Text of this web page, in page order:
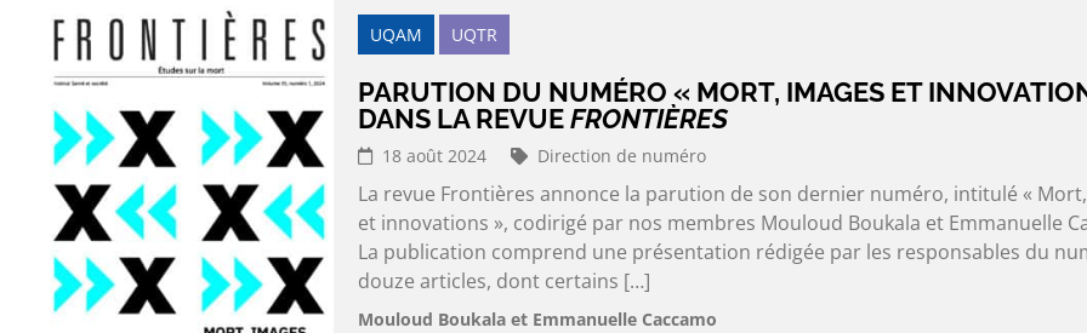
UQAM UQTR
PARUTION DU NUMÉRO « MORT, IMAGES ET
DANS LA REVUEFRONTIÈRES
18 août 2024 Direction de numéro
La revue Frontières annonce la parution de son dernier numéro, intitulé «
et innovations », codirigé par nos membres Mouloud Boukala et Emmanuelle
La publication comprend une présentation rédigée par les responsables du
douze articles, dont certains […]
Mouloud Boukala et Emmanuelle Caccamo